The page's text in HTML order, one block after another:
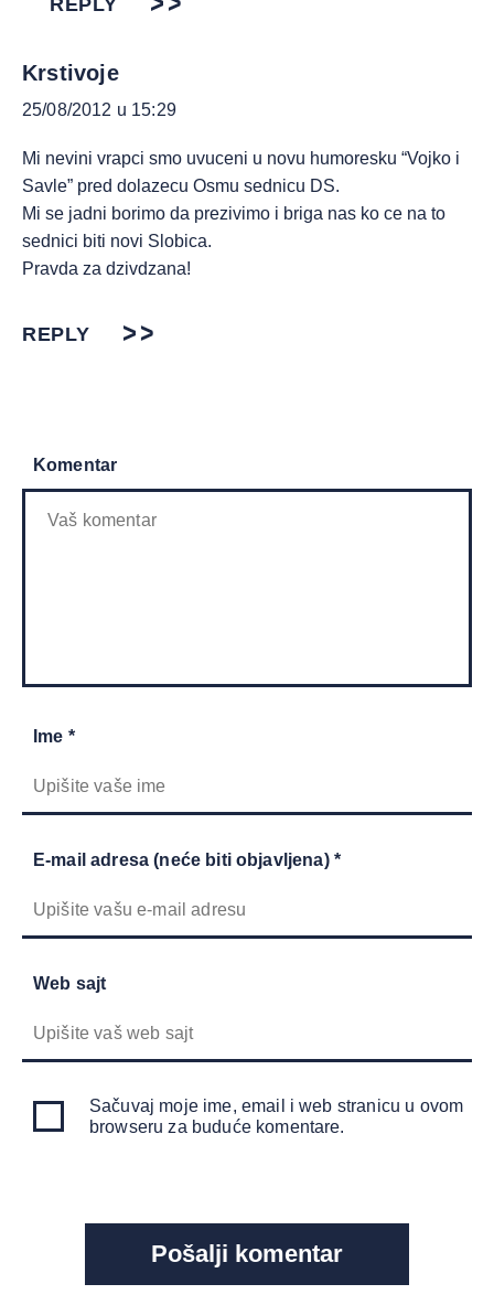
REPLY
Krstivoje
25/08/2012 u 15:29
Mi nevini vrapci smo uvuceni u novu humoresku “Vojko i
Savle” pred dolazecu Osmu sednicu DS.
Mi se jadni borimo da prezivimo i briga nas ko ce na to
sednici biti novi Slobica.
Pravda za dzivdzana!
REPLY
Komentar
Ime *
E-mail adresa (neće biti objavljena) *
Web sajt
Sačuvaj moje ime, email i web stranicu u ovom
browseru za buduće komentare.